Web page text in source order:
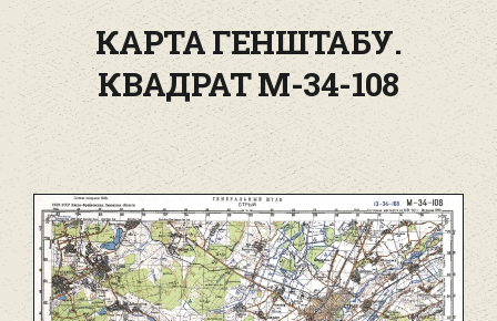
КАРТА ГЕНШТАБУ.
КВАДРАТ М-34-108